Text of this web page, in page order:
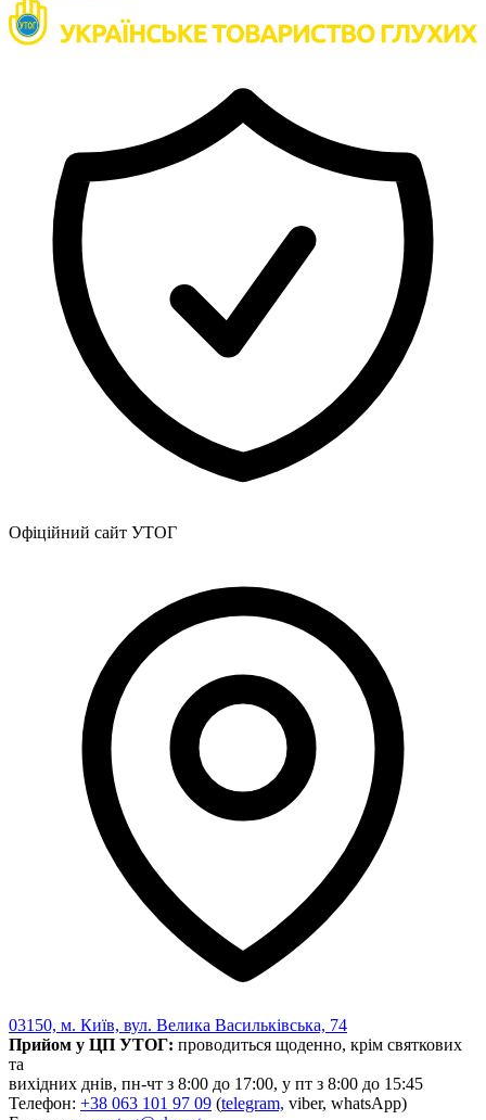
Офіційний сайт УТОГ
03150, м. Київ, вул. Велика Васильківська, 74
Прийом у ЦП УТОГ: проводиться щоденно, крім святкових
та
вихідних днів, пн-чт з 8:00 до 17:00, у пт з 8:00 до 15:45
Телефон: +38 063 101 97 09 (telegram, viber, whatsApp)